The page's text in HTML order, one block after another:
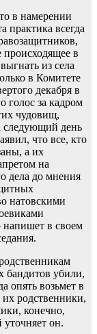
в намерении
практика всегда
происходящее в
из села
в Комитете
декабря в
голос за кадром
чудовищ,
следующий день
что все, кто
а их
на
дела до мнения
натовскими
в своем
бандитов убили,
опять возьмет в
родственники,
конечно,
уточняет он.